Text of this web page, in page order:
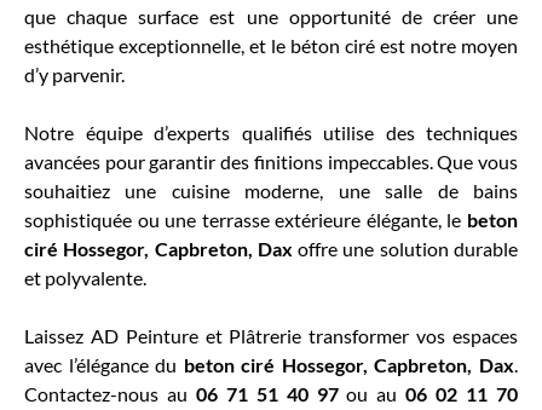
que chaque surface est une opportunité de créer une
esthétique exceptionnelle, et le béton ciré est notre moyen
d’y parvenir.
Notre équipe d’experts qualifiés utilise des techniques
avancées pour garantir des finitions impeccables. Que vous
souhaitiez une cuisine moderne, une salle de bains
sophistiquée ou une terrasse extérieure élégante, le beton
ciré Hossegor, Capbreton, Dax offre une solution durable
et polyvalente.
Laissez AD Peinture et Plâtrerie transformer vos espaces
avec l’élégance du beton ciré Hossegor, Capbreton, Dax.
Contactez-nous au 06 71 51 40 97ou au06 02 11 70